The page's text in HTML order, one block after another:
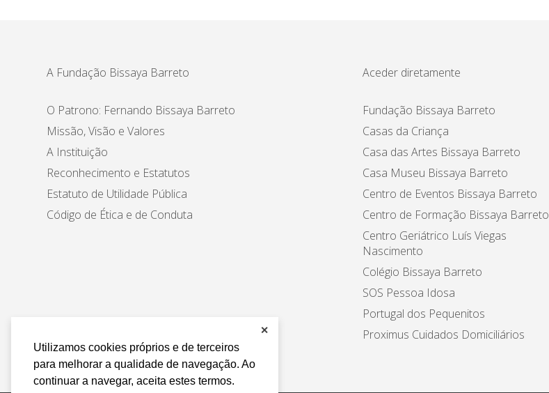
Utilizamos cookies próprios e de terceiros
para melhorar a qualidade de navegação. Ao
continuar a navegar, aceita estes termos.
✕
A Fundação Bissaya Barreto
O Patrono: Fernando Bissaya Barreto
Missão, Visão e Valores
A Instituição
Reconhecimento e Estatutos
Estatuto de Utilidade Pública
Código de Ética e de Conduta
Aceder diretamente
Fundação Bissaya Barreto
Casas da Criança
Casa das Artes Bissaya Barreto
Casa Museu Bissaya Barreto
Centro de Eventos Bissaya Barreto
Centro de Formação Bissaya Barreto
Centro Geriátrico Luís Viegas
Nascimento
Colégio Bissaya Barreto
SOS Pessoa Idosa
Portugal dos Pequenitos
Proximus Cuidados Domiciliários